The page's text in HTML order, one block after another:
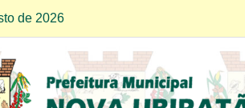
de 2026